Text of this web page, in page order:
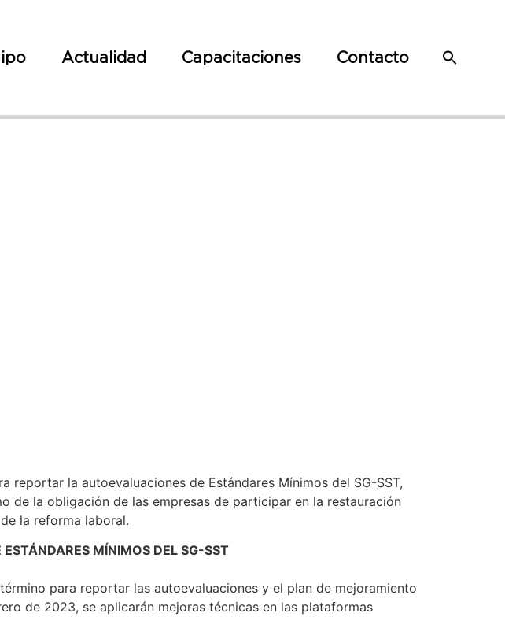
Actualidad Capacitaciones Contacto
la autoevaluaciones de Estándares Mínimos del SG-SST,
de la obligación de las empresas de participar en la restauración
la reforma laboral.
MÍNIMOS DEL SG-SST
para reportar las autoevaluaciones y el plan de mejoramiento
de 2023, se aplicarán mejoras técnicas en las plataformas